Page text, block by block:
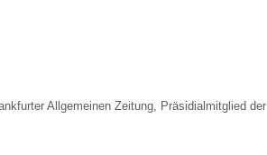
Allgemeinen Zeitung, Präsidialmitglied der